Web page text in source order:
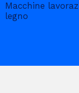
Macchine
legno